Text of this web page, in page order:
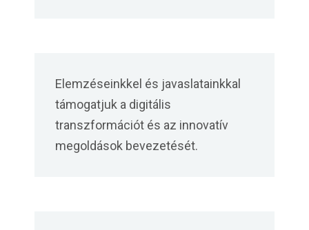
Elemzéseinkkel és javaslatainkkal
támogatjuk a digitális
transzformációt és az innovatív
megoldások bevezetését.